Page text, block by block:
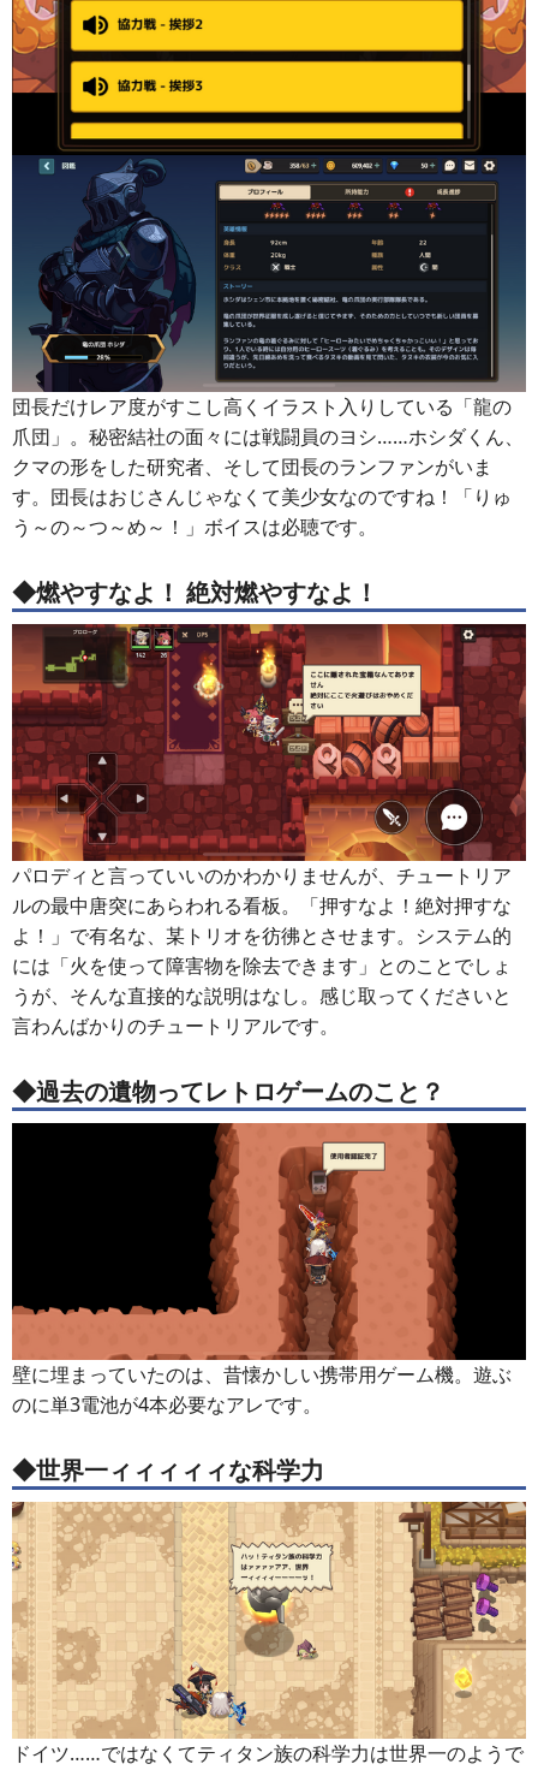
団長だけレア度がすこし高くイラスト入りしている「龍の
爪団」。秘密結社の面々には戦闘員のヨシ……ホシダくん、
クマの形をした研究者、そして団長のランファンがいま
す。団長はおじさんじゃなくて美少女なのですね！「りゅ
う～の～つ～め～！」ボイスは必聴です。
◆燃やすなよ！ 絶対燃やすなよ！
パロディと言っていいのかわかりませんが、チュートリア
ルの最中唐突にあらわれる看板。「押すなよ！絶対押すな
よ！」で有名な、某トリオを彷彿とさせます。システム的
には「火を使って障害物を除去できます」とのことでしょ
うが、そんな直接的な説明はなし。感じ取ってくださいと
言わんばかりのチュートリアルです。
◆過去の遺物ってレトロゲームのこと？
壁に埋まっていたのは、昔懐かしい携帯用ゲーム機。遊ぶ
のに単3電池が4本必要なアレです。
◆世界一ィィィィィな科学力
ドイツ……ではなくてティタン族の科学力は世界一のようで